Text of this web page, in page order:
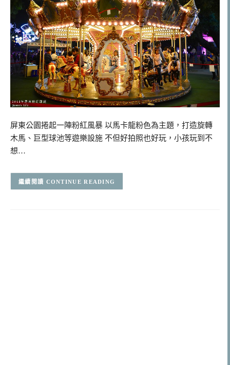
屏東公園捲起一陣粉紅風暴 以馬卡龍粉色為主題，打造旋轉
木馬、巨型球池等遊樂設施 不但好拍照也好玩，小孩玩到不
想…
CONTINUE READING